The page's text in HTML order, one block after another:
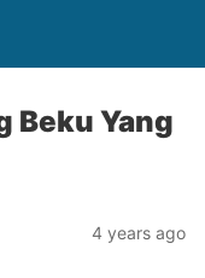
Beku Yang
4 years ago